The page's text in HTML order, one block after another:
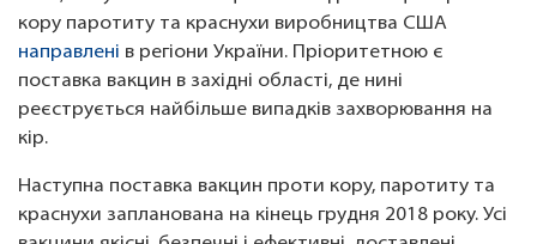
кору паротиту та краснухи виробництва США
направлені в регіони України. Пріоритетною є
поставка вакцин в західні області, де нині
реєструється найбільше випадків захворювання на
кір.
Наступна поставка вакцин проти кору, паротиту та
краснухи запланована на кінець грудня 2018 року. Усі